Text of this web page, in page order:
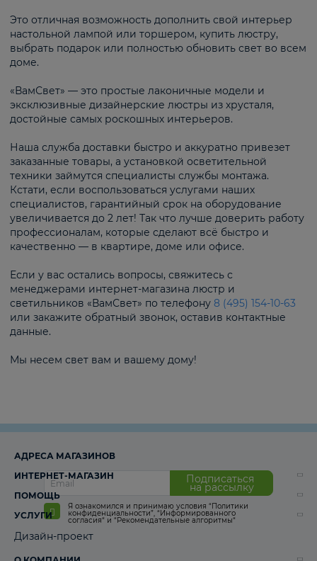
Это отличная возможность дополнить свой интерьер
настольной лампой или торшером, купить люстру,
выбрать подарок или полностью обновить свет во всем
доме.
«ВамСвет» — это простые лаконичные модели и
эксклюзивные дизайнерские люстры из хрусталя,
достойные самых роскошных интерьеров.
Наша служба доставки быстро и аккуратно привезет
заказанные товары, а установкой осветительной
техники займутся специалисты службы монтажа.
Кстати, если воспользоваться услугами наших
специалистов, гарантийный срок на оборудование
увеличивается до 2 лет! Так что лучше доверить работу
профессионалам, которые сделают всё быстро и
качественно — в квартире, доме или офисе.
Если у вас остались вопросы, свяжитесь с
менеджерами интернет-магазина люстр и
светильников «ВамСвет» по телефону 8 (495) 154-10-63
или закажите обратный звонок, оставив контактные
данные.
Мы несем свет вам и вашему дому!
Подписаться
на рассылку
Я ознакомился и принимаю условия “Политики
конфиденциальности”, “Информированного
согласия“ и “Рекомендательные алгоритмы“
АДРЕСА МАГАЗИНОВ
ИНТЕРНЕТ-МАГАЗИН
ПОМОЩЬ
УСЛУГИ
Дизайн-проект